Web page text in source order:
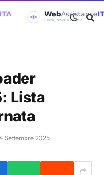
Lista
Settembre 2025